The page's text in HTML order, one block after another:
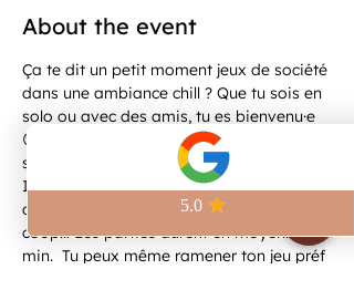
About the event
Ça te dit un petit moment jeux de société
dans une ambiance chill ? Que tu sois en
solo ou avec des amis, tu es bienvenu·e
😊 Au programme, une sélection de jeux
simples et accessibles à partir de 12 ans.
Il y en a pour tous les goûts : jeux
d’ambiance, réflexion, bluff, rôles cachés,
coop… Les parties durent en moyenne 30
min.  Tu peux même ramener ton jeu préf